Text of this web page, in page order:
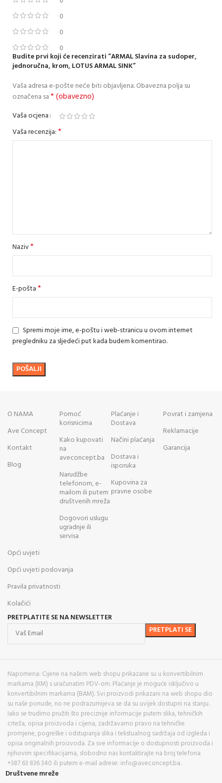
0
0
0
Budite prvi koji će recenzirati “ARMAL Slavina za sudoper,
jednoručna, krom, LOTUS ARMAL SINK”
Vaša adresa e-pošte neće biti objavljena.Obavezna polja su
označena sa* (obavezno)
Vaša ocjena
Vaša recenzija:*
Naziv*
E-pošta*
Spremi moje ime, e-poštu i web-stranicu u ovom internet
pregledniku za sljedeći put kada budem komentirao.
O NAMA
Ave Concept
Kontakt
Blog
Pomoć
korisnicima
Kako kupovati
na
aveconcept.ba
Narudžbe
telefonom, e-
mailom ili putem
društvenih mreža
Dogovori uslugu
ugradnje ili
servisa
Plaćanje i
Dostava
Načini plaćanja
Dostava i
isporuka
Kupovina za
pravne osobe
Povrat i zamjena
Reklamacije
Garancija
Opći uvjeti
Opći uvjeti poslovanja
Pravila privatnosti
Kolačići
PRETPLATITE SE NA NEWSLETTER
Napomena: Cijene na našem web shopu prikazane su u konvertibilnim
markama (KM) s uračunatim PDV-om. Plaćanje je moguće isključivo u
konvertibilnim markama (BAM). Svi proizvodi prikazani na web shopu dio
su naše ponude, no ne podrazumijeva se da su uvijek dostupni na stanju.
Iako se trudimo pružiti što preciznije informacije putem slika, tehničkih
crteža, opisa proizvoda i cijena, zadržavamo pravo na tehničke
promjene, pogreške i odstupanja slika i tekstualnog sadržaja od izgleda i
opisa originalnih proizvoda. Za sve informacije o dostupnosti proizvoda i
njihovim specifikacijama, slobodno nas kontaktirajte na broj telefona
+387 63 836 340 ili putem e-mail adrese: info@aveconcept.ba.
Društvene mreže